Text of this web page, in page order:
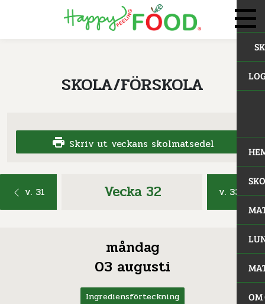
OM
SKOLA/FÖRSKOLA
Skriv ut veckans skolmatsedel
v. 31 Vecka 32 v. 33
måndag
03 augusti
Ingrediensförteckning